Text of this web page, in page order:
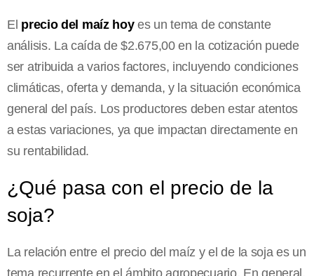
El precio del maíz hoyes un tema de constante
análisis. La caída de $2.675,00 en la cotización puede
ser atribuida a varios factores, incluyendo condiciones
climáticas, oferta y demanda, y la situación económica
general del país. Los productores deben estar atentos
a estas variaciones, ya que impactan directamente en
su rentabilidad.
¿Qué pasa con el precio de la
soja?
La relación entre el precio del maíz y el de la soja es un